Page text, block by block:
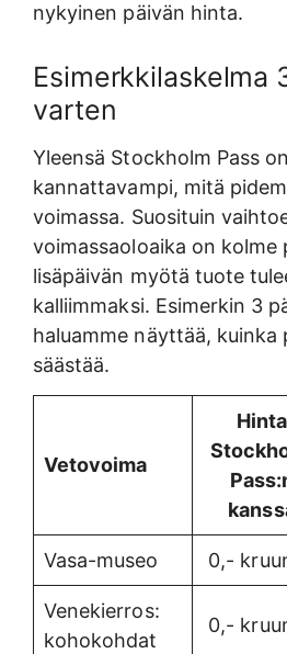
nykyinen päivän hinta.
Esimerkkilaskelma
varten
Yleensä Stockholm Pass
kannattavampi, mitä
voimassa. Suosituin
voimassaoloaika on kolme
lisäpäivän myötä tuote
kalliimmaksi. Esimerkin 3
haluamme näyttää, kuinka
säästää.
Vetovoima
Hinta
Vasa-museo 0,-
Venekierros:
kohokohdat
0,-